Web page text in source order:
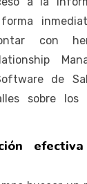
con
de
sobre los